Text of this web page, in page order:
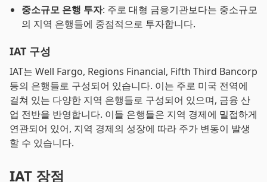
중소규모 은행 투자: 주로 대형 금융기관보다는 중소규모
의 지역 은행들에 중점적으로 투자합니다.
IAT 구성
IAT는 Well Fargo, Regions Financial, Fifth Third Bancorp
등의 은행들로 구성되어 있습니다. 이는 주로 미국 전역에
걸쳐 있는 다양한 지역 은행들로 구성되어 있으며, 금융 산
업 전반을 반영합니다. 이들 은행들은 지역 경제에 밀접하게
연관되어 있어, 지역 경제의 성장에 따라 주가 변동이 발생
할 수 있습니다.
IAT 장점